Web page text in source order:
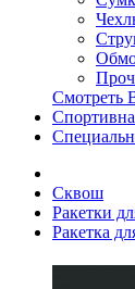
Смотреть
Сквош
Ракетки
Ракетка